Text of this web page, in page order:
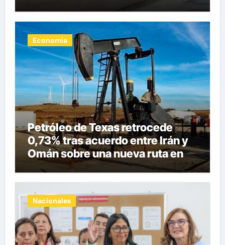
Economía
Petróleo de Texas retrocede
0,73% tras acuerdo entre Irán y
Omán sobre una nueva ruta en
Ormuz
Nacionales